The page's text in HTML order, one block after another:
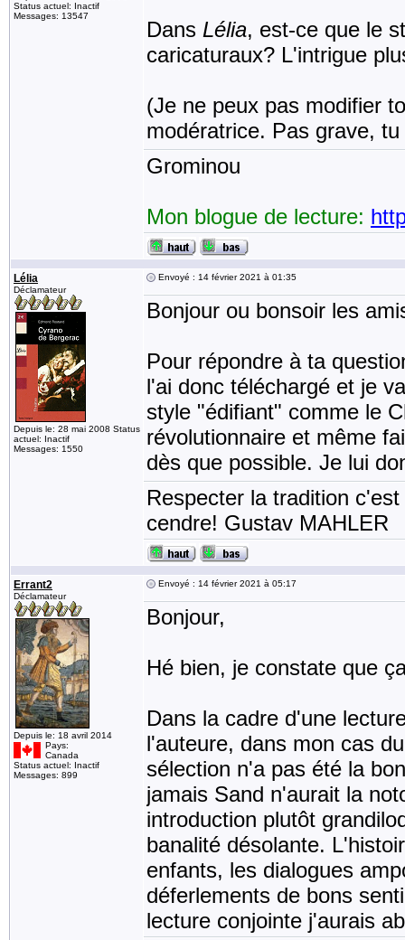
Status actuel: Inactif
Messages: 13547
Dans Lélia, est-ce que le
caricaturaux? L'intrigue
(Je ne peux pas modifier
modératrice. Pas grave,
Grominou
Mon blogue de lecture:
Lélia
Déclamateur
Depuis le: 28 mai 2008 Status
actuel: Inactif
Messages: 1550
Envoyé : 14 février 2021 à 01:35
Bonjour ou bonsoir les
Pour répondre à ta
l'ai donc téléchargé et je
style "édifiant" comme le
révolutionnaire et même
dès que possible. Je lui
Respecter la tradition
cendre! Gustav MAHLER
Errant2
Déclamateur
Depuis le: 18 avril 2014
Pays:
Canada
Status actuel: Inactif
Messages: 899
Envoyé : 14 février 2021 à 05:17
Bonjour,
Hé bien, je constate que
Dans la cadre d'une
l'auteure, dans mon cas
sélection n'a pas été la
jamais Sand n'aurait la
introduction plutôt
banalité désolante.
enfants, les dialogues
déferlements de bons
lecture conjointe j'aurais